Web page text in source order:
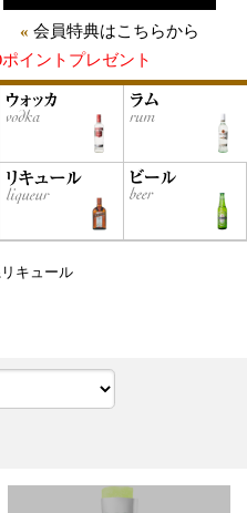
会員特典はこちらから
イントプレゼント
キュール